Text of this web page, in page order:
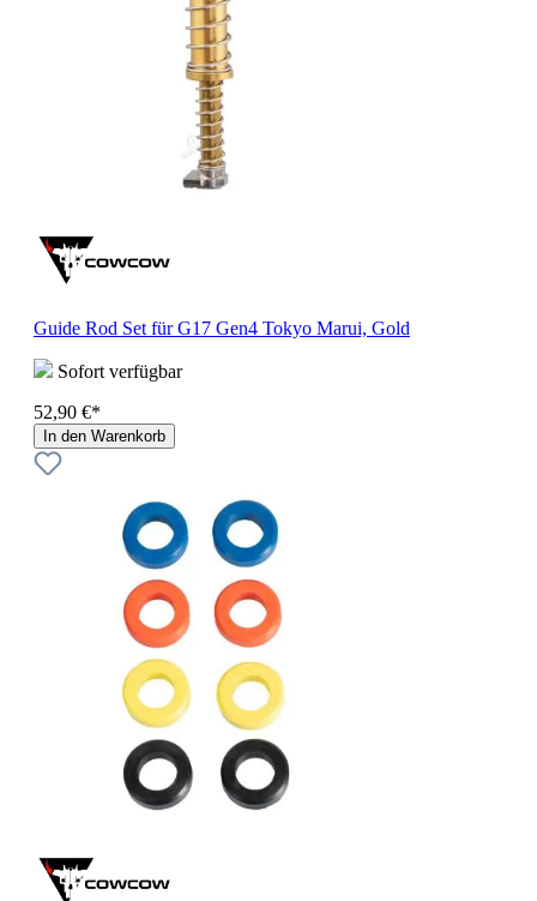
Guide Rod Set für G17 Gen4 Tokyo Marui, Gold
Sofort verfügbar
52,90 €*
In den Warenkorb